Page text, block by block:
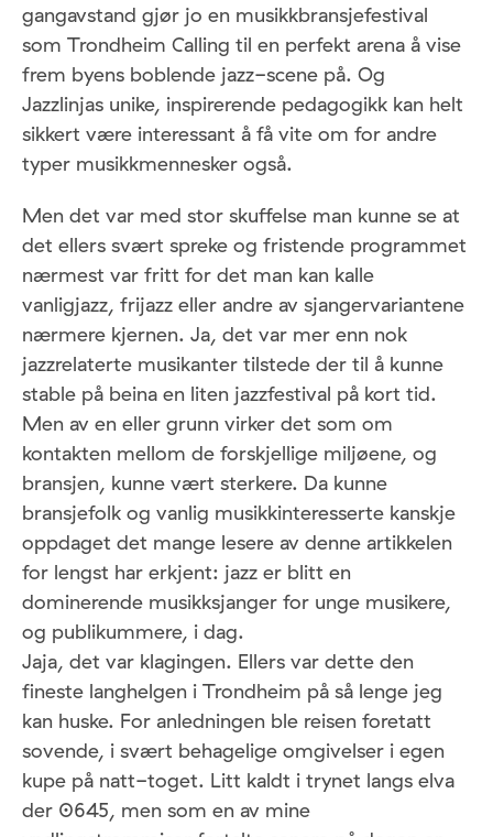
gangavstand gjør jo en musikkbransjefestival
som Trondheim Calling til en perfekt arena å vise
frem byens boblende jazz-scene på. Og
Jazzlinjas unike, inspirerende pedagogikk kan helt
sikkert være interessant å få vite om for andre
typer musikkmennesker også.
Men det var med stor skuffelse man kunne se at
det ellers svært spreke og fristende programmet
nærmest var fritt for det man kan kalle
vanligjazz, frijazz eller andre av sjangervariantene
nærmere kjernen. Ja, det var mer enn nok
jazzrelaterte musikanter tilstede der til å kunne
stable på beina en liten jazzfestival på kort tid.
Men av en eller grunn virker det som om
kontakten mellom de forskjellige miljøene, og
bransjen, kunne vært sterkere. Da kunne
bransjefolk og vanlig musikkinteresserte kanskje
oppdaget det mange lesere av denne artikkelen
for lengst har erkjent: jazz er blitt en
dominerende musikksjanger for unge musikere,
og publikummere, i dag.
Jaja, det var klagingen. Ellers var dette den
fineste langhelgen i Trondheim på så lenge jeg
kan huske. For anledningen ble reisen foretatt
sovende, i svært behagelige omgivelser i egen
kupe på natt-toget. Litt kaldt i trynet langs elva
der 0645, men som en av mine